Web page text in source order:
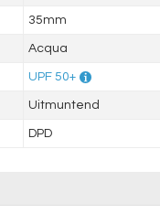
35mm
Acqua
UPF 50+
Uitmuntend
DPD